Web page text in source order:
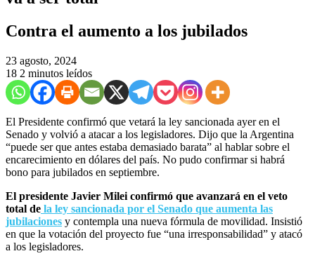
Contra el aumento a los jubilados
23 agosto, 2024
18 2 minutos leídos
El Presidente confirmó que vetará la ley sancionada ayer en el
Senado y volvió a atacar a los legisladores. Dijo que la Argentina
“puede ser que antes estaba demasiado barata” al hablar sobre el
encarecimiento en dólares del país. No pudo confirmar si habrá
bono para jubilados en septiembre.
El presidente Javier Milei confirmó que avanzará en el veto
total de la ley sancionada por el Senado que aumenta las
jubilaciones y contempla una nueva fórmula de movilidad. Insistió
en que la votación del proyecto fue “una irresponsabilidad” y atacó
a los legisladores.